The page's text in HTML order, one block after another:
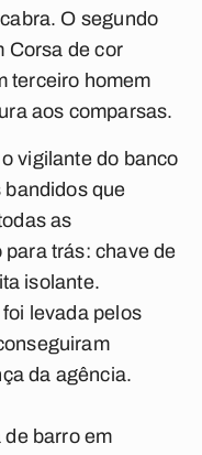
O segundo
Corsa de cor
terceiro homem
aos comparsas.
vigilante do banco
que
as
trás: chave de
isolante.
levada pelos
da agência.
de barro em